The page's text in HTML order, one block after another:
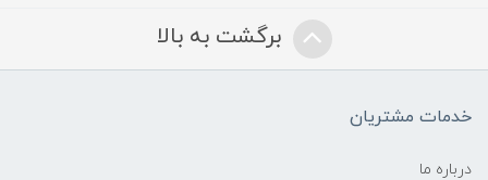
برگشت به بالا
خدمات مشتریان
درباره ما